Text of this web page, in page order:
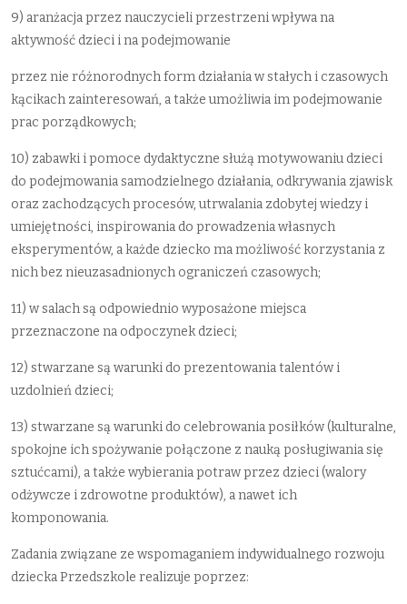
9) aranżacja przez nauczycieli przestrzeni wpływa na
aktywność dzieci i na podejmowanie
przez nie różnorodnych form działania w stałych i czasowych
kącikach zainteresowań, a także umożliwia im podejmowanie
prac porządkowych;
10) zabawki i pomoce dydaktyczne służą motywowaniu dzieci
do podejmowania samodzielnego działania, odkrywania zjawisk
oraz zachodzących procesów, utrwalania zdobytej wiedzy i
umiejętności, inspirowania do prowadzenia własnych
eksperymentów, a każde dziecko ma możliwość korzystania z
nich bez nieuzasadnionych ograniczeń czasowych;
11) w salach są odpowiednio wyposażone miejsca
przeznaczone na odpoczynek dzieci;
12) stwarzane są warunki do prezentowania talentów i
uzdolnień dzieci;
13) stwarzane są warunki do celebrowania posiłków (kulturalne,
spokojne ich spożywanie połączone z nauką posługiwania się
sztućcami), a także wybierania potraw przez dzieci (walory
odżywcze i zdrowotne produktów), a nawet ich
komponowania.
Zadania związane ze wspomaganiem indywidualnego rozwoju
dziecka Przedszkole realizuje poprzez: